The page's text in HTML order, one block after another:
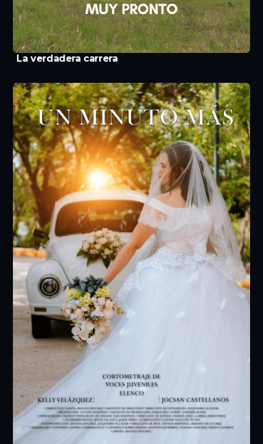
La verdadera carrera